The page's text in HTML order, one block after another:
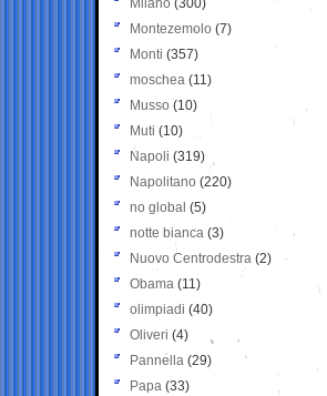
Milano (300)
Montezemolo (7)
Monti (357)
moschea (11)
Musso (10)
Muti (10)
Napoli (319)
Napolitano (220)
no global (5)
notte bianca (3)
Nuovo Centrodestra (2)
Obama (11)
olimpiadi (40)
Oliveri (4)
Pannella (29)
Papa (33)